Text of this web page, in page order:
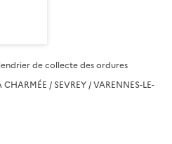
de collecte des ordures
/ SEVREY / VARENNES-LE-